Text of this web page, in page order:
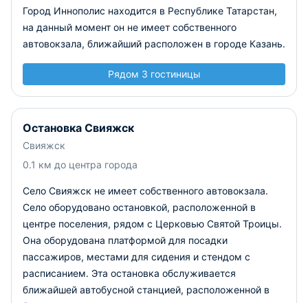
Город Иннополис находится в Республике Татарстан,
на данный момент он не имеет собственного
автовокзала, ближайший расположен в городе Казань.
Рядом 3 гостиницы
Остановка Свияжск
Свияжск
0.1 км до центра города
Село Свияжск не имеет собственного автовокзала.
Село оборудовано остановкой, расположенной в
центре поселения, рядом с Церковью Святой Троицы.
Она оборудована платформой для посадки
пассажиров, местами для сидения и стендом с
расписанием. Эта остановка обслуживается
ближайшей автобусной станцией, расположенной в